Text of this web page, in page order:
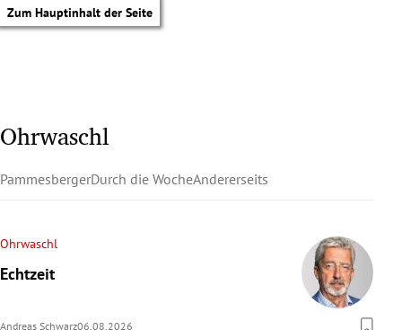
Zum Hauptinhalt der Seite
Ohrwaschl
PammesbergerDurch die WocheAndererseits
Ohrwaschl
Echtzeit
Andreas Schwarz06.08.2026